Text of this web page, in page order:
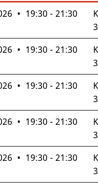
zum diesen Kurs
• 19:30 - 21:30
• 19:30 - 21:30
• 19:30 - 21:30
• 19:30 - 21:30
• 19:30 - 21:30